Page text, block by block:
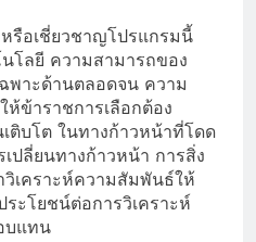
หรือเชี่ยวชาญโปรแกรมนี้
โลยี ความสามารถของ
พาะด้านตลอดจน ความ
ห้ข้าราชการเลือกต้อง
ติบโต ในทางก้าวหน้าที่โดด
เปลี่ยนทางก้าวหน้า การสิ่ง
วิเคราะห์ความสัมพันธ์ให้
ะโยชน์ต่อการวิเคราะห์
บแทน